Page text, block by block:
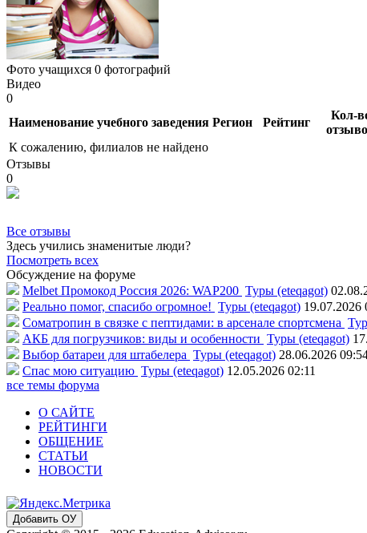
Фото учащихся 0 фотографий
Видео
0
Наименование учебного заведения Регион Рейтинг
Кол-
К сожалению, филиалов не найдено
Отзывы
0
Все отзывы
Здесь учились знаменитые люди?
Посмотреть всех
Обсуждение на форуме
Melbet Промокод Россия 2026: WAP200 Туры (eteqagot)
Реально помог, спасибо огромное! Туры (eteqagot) 19.07.2026
Соматропин в связке с пептидами: в арсенале спортсмена
АКБ для погрузчиков: виды и особенности Туры (eteqagot)
Выбор батареи для штабелера Туры (eteqagot) 28.06.2026
Спас мою ситуацию Туры (eteqagot) 12.05.2026 02:11
все темы форума
О САЙТЕ
РЕЙТИНГИ
ОБЩЕНИЕ
СТАТЬИ
НОВОСТИ
Добавить ОУ